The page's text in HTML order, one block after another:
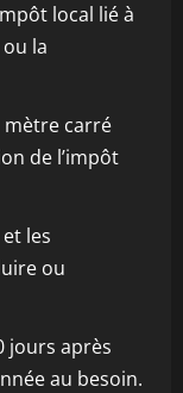
local lié à
la
mètre carré
de l’impôt
les
ou
jours après
au besoin.